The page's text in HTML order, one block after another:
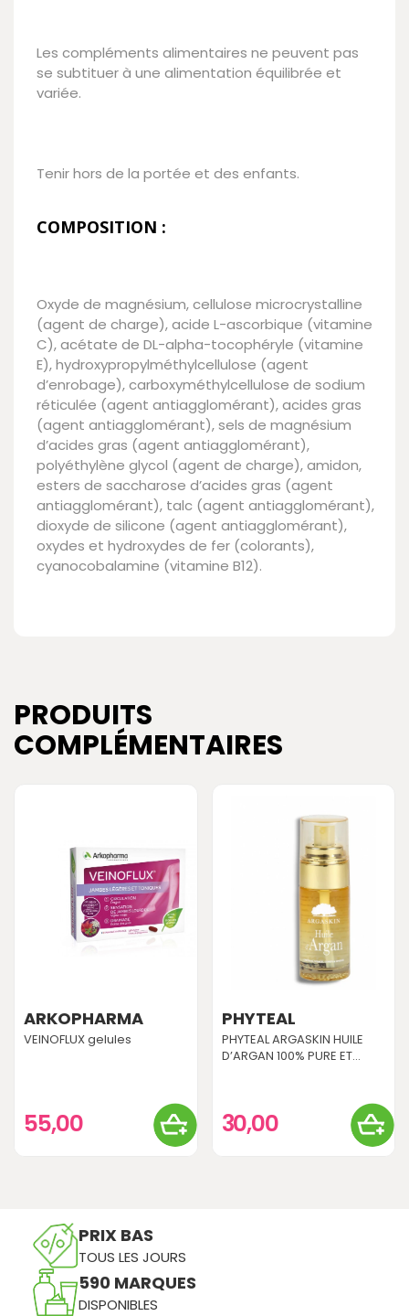
Les compléments alimentaires ne peuvent pas
se subtituer à une alimentation équilibrée et
variée.
Tenir hors de la portée et des enfants.
COMPOSITION :
Oxyde de magnésium, cellulose microcrystalline
(agent de charge), acide L-ascorbique (vitamine
C), acétate de DL-alpha-tocophéryle (vitamine
E), hydroxypropylméthylcellulose (agent
d’enrobage), carboxyméthylcellulose de sodium
réticulée (agent antiagglomérant), acides gras
(agent antiagglomérant), sels de magnésium
d’acides gras (agent antiagglomérant),
polyéthylène glycol (agent de charge), amidon,
esters de saccharose d’acides gras (agent
antiagglomérant), talc (agent antiagglomérant),
dioxyde de silicone (agent antiagglomérant),
oxydes et hydroxydes de fer (colorants),
cyanocobalamine (vitamine B12).
PRODUITS
COMPLÉMENTAIRES
ARKOPHARMA
VEINOFLUX gelules
55,00
PHYTEAL
PHYTEAL ARGASKIN HUILE
D’ARGAN 100% PURE ET...
30,00
PRIX BAS
TOUS LES JOURS
590 MARQUES
DISPONIBLES